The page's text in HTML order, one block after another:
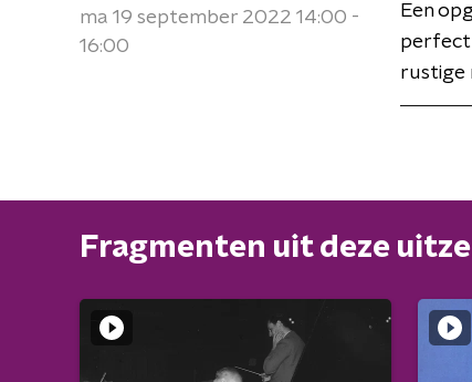
ma 19 september 2022 14:00 -
16:00
Een
perfect
rustige
Fragmenten uit deze